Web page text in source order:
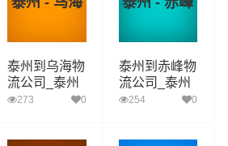
泰州到乌海物
流公司_泰州
到乌海货运_
273 0
泰州到赤峰物
流公司_泰州
到赤峰货运_
254 0